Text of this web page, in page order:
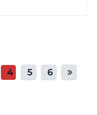
4 5 6